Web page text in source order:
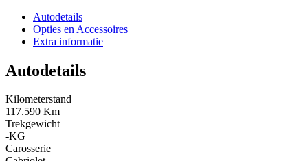
Autodetails
Opties en Accessoires
Extra informatie
Autodetails
Kilometerstand
117.590 Km
Trekgewicht
-KG
Carosserie